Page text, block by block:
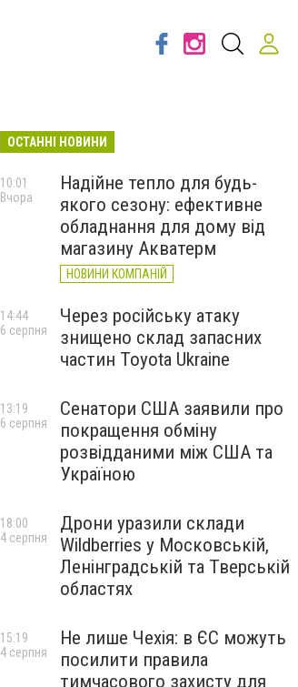
ОСТАННІ НОВИНИ
Надійне тепло для будь-
якого сезону: ефективне
обладнання для дому від
магазину Акватерм
НОВИНИ КОМПАНІЙ
10:01
Вчора
Через російську атаку
знищено склад запасних
частин Toyota Ukraine
14:44
6 серпня
Сенатори США заявили про
покращення обміну
розвідданими між США та
Україною
13:19
6 серпня
Дрони уразили склади
Wildberries у Московській,
Ленінградській та Тверській
областях
18:00
4 серпня
Не лише Чехія: в ЄС можуть
посилити правила
тимчасового захисту для
15:19
4 серпня